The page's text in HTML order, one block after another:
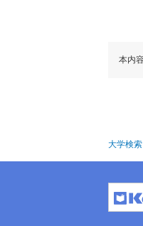
本内
大学検